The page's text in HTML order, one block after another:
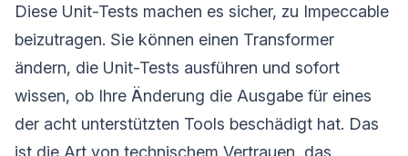
Diese Unit-Tests machen es sicher, zu Impeccable
beizutragen. Sie können einen Transformer
ändern, die Unit-Tests ausführen und sofort
wissen, ob Ihre Änderung die Ausgabe für eines
der acht unterstützten Tools beschädigt hat. Das
ist die Art von technischem Vertrauen, das